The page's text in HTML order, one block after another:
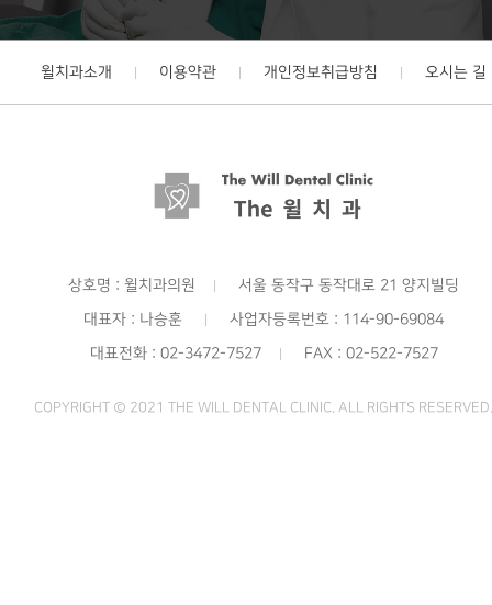
윌치과소개 이용약관 개인정보취급방침 오시는 길
상호명 : 윌치과의원 서울 동작구 동작대로 21 양지빌딩
대표자 : 나승훈 사업자등록번호 : 114-90-69084
대표전화 : 02-3472-7527 FAX : 02-522-7527
COPYRIGHT © 2021 THE WILL DENTAL CLINIC. ALL RIGHTS RESERVED.